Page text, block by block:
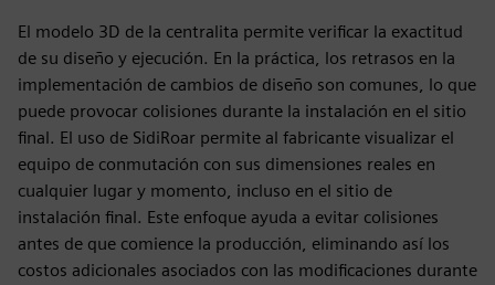
El modelo 3D de la centralita permite verificar la exactitud
de su diseño y ejecución. En la práctica, los retrasos en la
implementación de cambios de diseño son comunes, lo que
puede provocar colisiones durante la instalación en el sitio
final. El uso de SidiRoar permite al fabricante visualizar el
equipo de conmutación con sus dimensiones reales en
cualquier lugar y momento, incluso en el sitio de
instalación final. Este enfoque ayuda a evitar colisiones
antes de que comience la producción, eliminando así los
costos adicionales asociados con las modificaciones durante